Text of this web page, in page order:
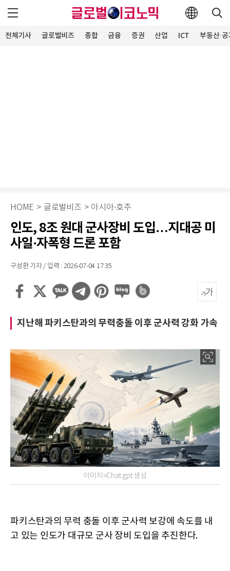
전체기사 글로벌비즈 종합 금융 증권 산업 ICT 부동산·
HOME > 글로벌비즈 > 아시아·호주
인도, 8조 원대 군사장비 도입…지대공 미
사일·자폭형 드론 포함
구성환 기자 / 입력 : 2026-07-04 17:35
지난해 파키스탄과의 무력충돌 이후 군사력 강화 가속
이미지=Chat gpt 생성
파키스탄과의 무력 충돌 이후 군사력 보강에 속도를 내
고 있는 인도가 대규모 군사 장비 도입을 추진한다.